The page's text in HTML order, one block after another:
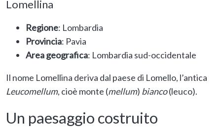
Lomellina
Regione: Lombardia
Provincia: Pavia
Area geografica: Lombardia sud-occidentale
Il nome Lomellina deriva dal paese di Lomello, l’antica
Leucomellum, cioè monte (mellum) bianco(leuco).
Un paesaggio costruito